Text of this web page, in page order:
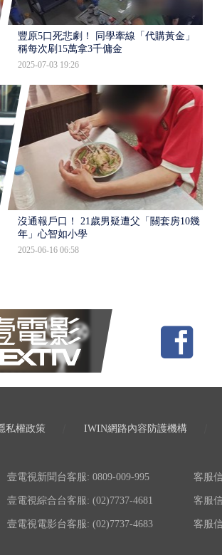
豐原5口死悲劇！ 同學牽線「代購黃金」
稱每次刷15萬拿3千傭金
2025-07-03 19:26
沒通報戶口！ 21歲男疑遭父「關套房10幾
年」心智如小學
2025-06-16 06:58
私權政策 IWIN網路內容防護機構
壹電視新聞台客服: 0809-009-995 客服
壹電視綜合台客服: (02)7737-4681 客服
壹電視電影台客服: (02)7737-4683 客服